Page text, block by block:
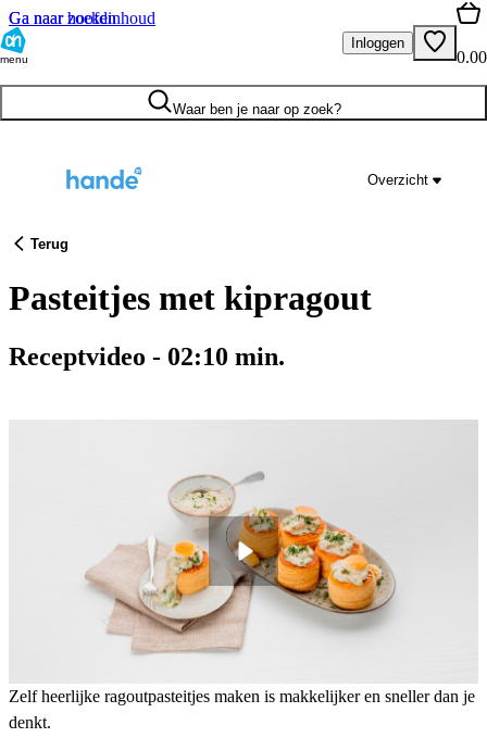
Ga naar hoofdinhoud
Ga naar zoeken
menu
Inloggen
0.00
Waar ben je naar op zoek?
Overzicht
Terug
Pasteitjes met kipragout
Receptvideo - 02:10 min.
Zelf heerlijke ragoutpasteitjes maken is makkelijker en sneller dan je
denkt.